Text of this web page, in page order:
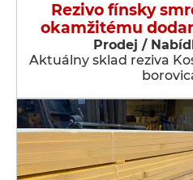
Rezivo fínsky
okamžitému
Prodej /
Aktuálny sklad reziva